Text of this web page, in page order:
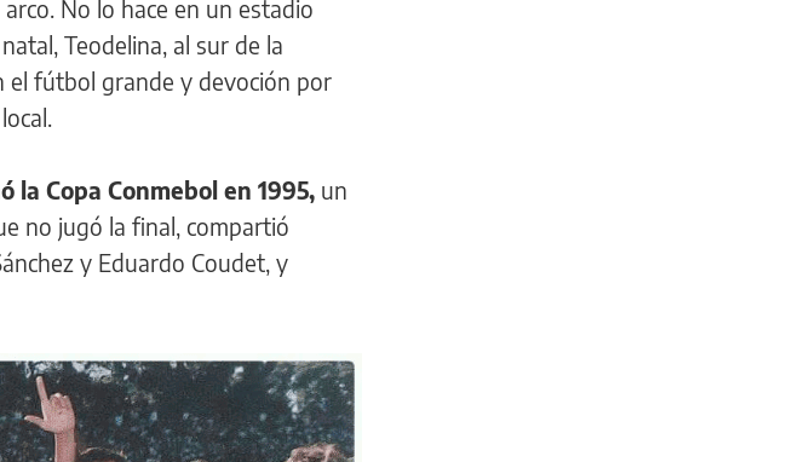
No lo hace en un estadio
Teodelina, al sur de la
el fútbol grande y devoción por
Copa Conmebol en 1995, un
no jugó la final, compartió
y Eduardo Coudet, y